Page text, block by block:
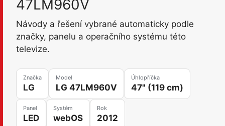
47LM960V
Návody a řešení vybrané automaticky podle
značky, panelu a operačního systému této
televize.
Značka
LG
Model
LG 47LM960V
Úhlopříčka
47" (119 cm)
Panel
LED
Systém
webOS
Rok
2012